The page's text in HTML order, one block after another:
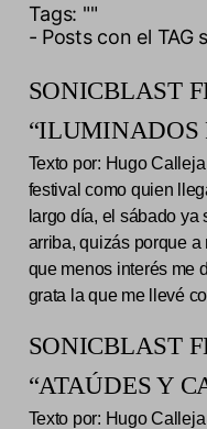
Tags: ""
- Posts con el TAG
SONICBLAST
“ILUMINADOS
Texto por: Hugo
festival como quien
largo día, el sábado ya
arriba, quizás porque
que menos interés me
grata la que me llevé
SONICBLAST
“ATAÚDES Y
Texto por: Hugo